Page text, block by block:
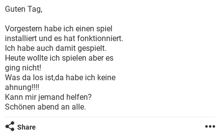
WHATSAPP
WINDOWS 10
WHATSAPP
FACEBOOK
SPIELE
WINDOWS 10 INSTAGRAM
WHATSAPP
FACEBOOK
Guten Tag,
Vorgestern habe ich einen spiel
installiert und es hat fonktionniert.
Ich habe auch damit gespielt.
Heute wollte ich spielen aber es
ging nicht!
Was da los ist,da habe ich keine
ahnung!!!!
Kann mir jemand helfen?
Schönen abend an alle.
Share